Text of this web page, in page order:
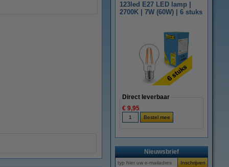
123led E27 LED lamp |
2700K | 7W (60W) | 6 stuks
Direct leverbaar
€ 9,95
Nieuwsbrief